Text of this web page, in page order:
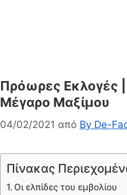
Πρόωρες Εκλογές |
Μέγαρο Μαξίμου
04/02/2021 από By De-
Πίνακας
Οι ελπίδες του εμβολίου